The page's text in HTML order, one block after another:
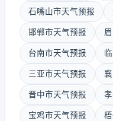
石嘴山市天气预报
邯郸市天气预报
台南市天气预报
三亚市天气预报
晋中市天气预报
宝鸡市天气预报